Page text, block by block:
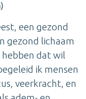
een gezond
gezond lichaam
dat wil
ik mensen
veerkracht, en